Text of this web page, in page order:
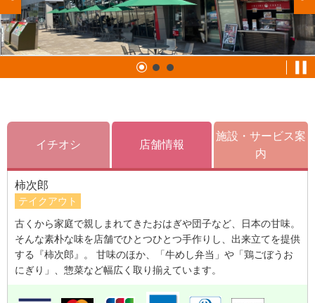
イチオシ 店舗情報
施設・サービス案
内
柿次郎
テイクアウト
古くから家庭で親しまれてきたおはぎや団子など、日本の甘味。
そんな素朴な味を店舗でひとつひとつ手作りし、出来立てを提供
する『柿次郎』。 甘味のほか、「牛めし弁当」や「鶏ごぼうお
にぎり」、惣菜など幅広く取り揃えています。